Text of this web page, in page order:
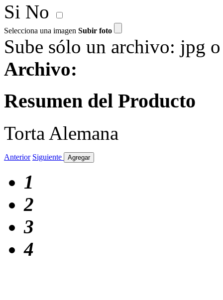
Si No
Selecciona una imagen Subir foto
Sube sólo un archivo: jpg
Archivo:
Resumen del Producto
Torta Alemana
Anterior Siguiente Agregar
1
2
3
4